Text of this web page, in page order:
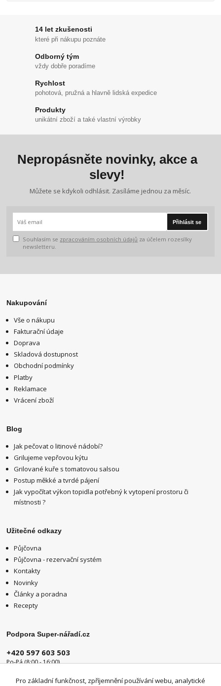
14 let zkušenosti
které při nákupu poznáte
Odborný tým
vždy dobře poradíme
Rychlost
pohotová, pružná a hlavně lidská expedice
Produkty
unikátní zboží a také vlastní výrobky
Nepropásněte novinky, akce a
slevy!
Můžete se kdykoli odhlásit. Zasíláme jednou za měsíc.
Přihlásit se
Souhlasím se zpracováním osobních údajů za účelem rozesílky
newsletteru.
Nakupování
Vše o nákupu
Fakturační údaje
Doprava
Skladová dostupnost
Obchodní podmínky
Platby
Reklamace
Vrácení zboží
Blog
Jak pečovat o litinové nádobí?
Grilujeme vepřovou kýtu
Grilované kuře s tomatovou salsou
Postup měkké a tvrdé pájení
Jak vypočítat výkon topidla potřebný k vytopení prostoru či
místnosti ?
Užitečné odkazy
Půjčovna
Půjčovna - rezervační systém
Kontakty
Novinky
Články a poradna
Recepty
Podpora Super-nářadí.cz
+420 597 603 503
Po-Pá (8:00 - 16:00)
Pro základní funkčnost, zpříjemnění používání webu, analytické